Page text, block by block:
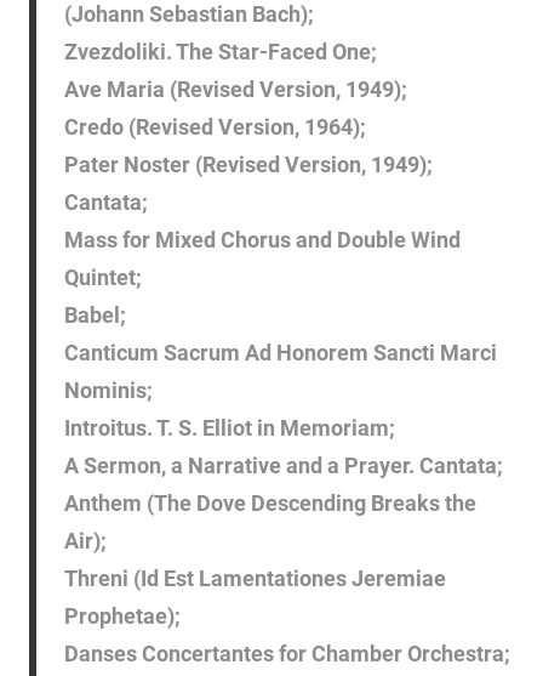
(Johann Sebastian Bach);
Zvezdoliki. The Star-Faced One;
Ave Maria (Revised Version, 1949);
Credo (Revised Version, 1964);
Pater Noster (Revised Version, 1949);
Cantata;
Mass for Mixed Chorus and Double Wind
Quintet;
Babel;
Canticum Sacrum Ad Honorem Sancti Marci
Nominis;
Introitus. T. S. Elliot in Memoriam;
A Sermon, a Narrative and a Prayer. Cantata;
Anthem (The Dove Descending Breaks the
Air);
Threni (Id Est Lamentationes Jeremiae
Prophetae);
Danses Concertantes for Chamber Orchestra;